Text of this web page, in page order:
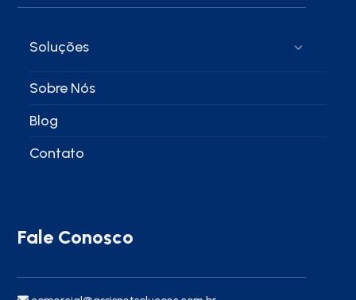
Soluções
Sobre Nós
Blog
Contato
Fale Conosco